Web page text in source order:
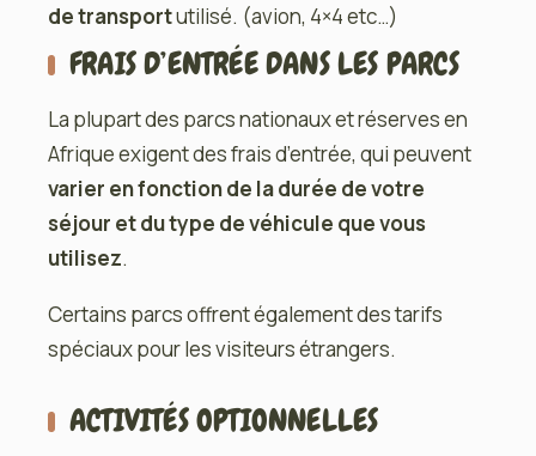
de transportutilisé. (avion, 4×4 etc…)
FRAIS D’ENTRÉE DANS LES PARCS
La plupart des parcs nationaux et réserves en
Afrique exigent des frais d’entrée, qui peuvent
varier en fonction de la durée de votre
séjour et du type de véhicule que vous
utilisez.
Certains parcs offrent également des tarifs
spéciaux pour les visiteurs étrangers.
ACTIVITÉS OPTIONNELLES